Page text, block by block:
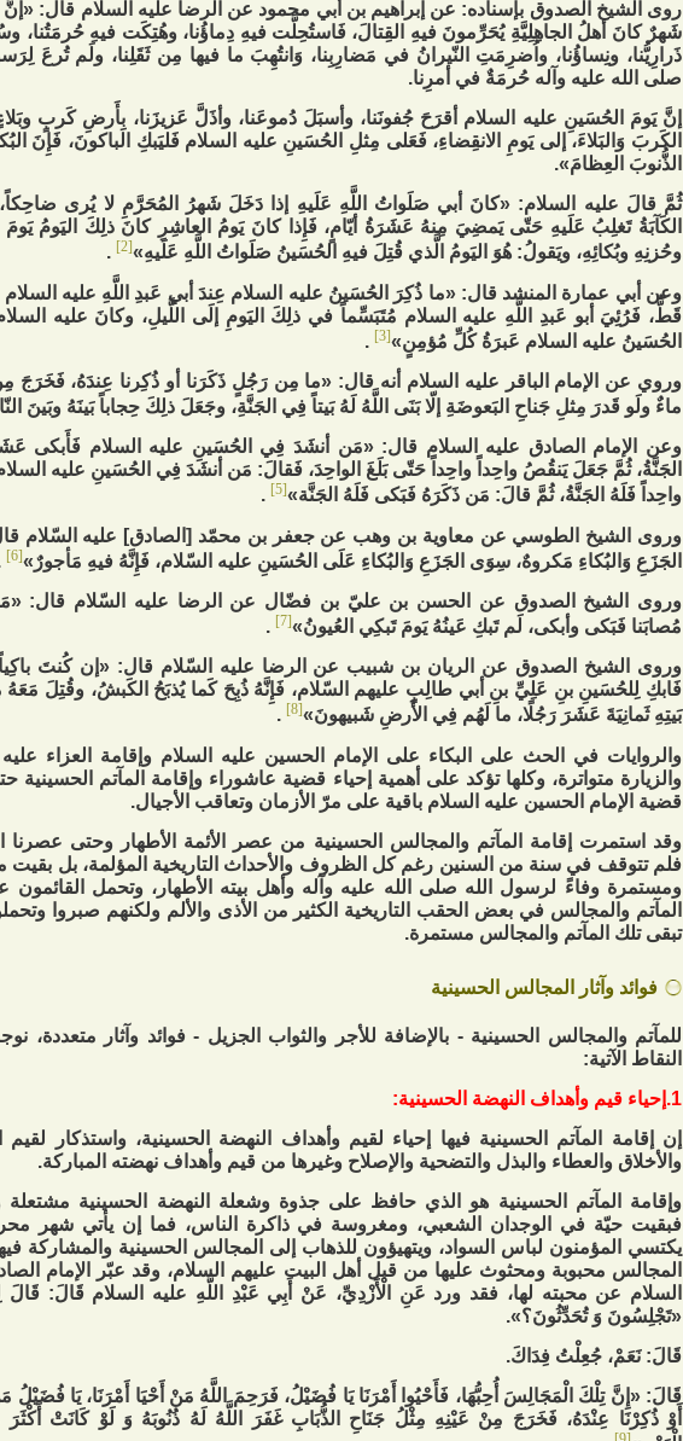
روى الشيخ الصدوق بإسناده: عن إبراهيم بن أبي محمود عن الرضا عليه السلام قال: «إنَّ
شَهرٌ كانَ أهلُ الجاهِلِيَّةِ يُحَرِّمونَ فيهِ القِتالَ، فَاستُحِلَّت فيهِ دِماؤُنا، وهُتِكَت فيهِ حُرمَتُنا،
ذَرارِيُّنا، ونِساؤُنا، واُضرِمَتِ النّيرانُ في مَضارِبِنا، وَانتُهِبَ ما فيها مِن ثَقَلِنا، ولَم تُرعَ
صلى الله عليه وآله حُرمَةٌ في أمرِنا.
إنَّ يَومَ الحُسَينِ عليه السلام أقرَحَ جُفونَنا، وأسبَلَ دُموعَنا، وأذَلَّ عَزيزَنا، بِأَرضِ كَربٍ وبَلاءٍ
الكَربَ وَالبَلاءَ، إلى‏ يَومِ الانقِضاءِ، فَعَلى‏ مِثلِ الحُسَينِ عليه السلام فَليَبكِ الباكونَ، فَإِنَ‏
الذُّنوبَ العِظامَ».
ثُمَّ قالَ عليه السلام: «كانَ أبي صَلَواتُ اللَّهِ عَلَيهِ إذا دَخَلَ شَهرُ المُحَرَّمِ لا يُرى‏
الكَآبَةُ تَغلِبُ عَلَيهِ حَتّى‏ يَمضِيَ مِنهُ عَشَرَةُ أيّامٍ، فَإِذا كانَ يَومُ العاشِرِ كانَ ذلِكَ اليَومُ يَومَ
وحُزنِهِ وبُكائِهِ، ويَقولُ: هُوَ اليَومُ الَّذي قُتِلَ فيهِ الحُسَينُ صَلَواتُ اللَّهِ عَلَيهِ»[2]
.
وعن أبي عمارة المنشد قال: «ما ذُكِرَ الحُسَينُ عليه السلام عِندَ أبي عَبدِ اللَّهِ عليه
قَطُّ، فَرُئِيَ أبو عَبدِ اللَّهِ عليه السلام مُتَبَسِّماً في ذلِكَ اليَومِ إلَى اللَّيلِ، وكانَ عليه
الحُسَينُ عليه السلام عَبرَةُ كُلِّ مُؤمِنٍ»[3]
.
وروي عن الإمام الباقر عليه السلام أنه قال: «ما مِن رَجُلٍ ذَكَرَنا أو ذُكِرنا عِندَهُ، فَخَرَجَ
ماءٌ ولَو قَدرَ مِثلِ جَناحِ البَعوضَةِ إلّا بَنَى اللَّهُ لَهُ بَيتاً فِي الجَنَّةِ، وجَعَلَ ذلِكَ حِجاباً بَينَهُ وبَينَ
وعن الإمام الصادق عليه السلام قال: «مَن أنشَدَ فِي الحُسَينِ عليه السلام فَأَبكى‏
الجَنَّةُ، ثُمَّ جَعَلَ يَنقُصُ واحِداً واحِداً حَتّى‏ بَلَغَ الواحِدَ، فَقالَ: مَن أنشَدَ فِي الحُسَينِ عليه
واحِداً فَلَهُ الجَنَّةُ، ثُمَّ قالَ: مَن ذَكَرَهُ فَبَكى‏ فَلَهُ الجَنَّة»[5]
.
وروى الشيخ الطوسي عن معاوية بن وهب عن جعفر بن محمّد [الصادق‏] عليه السّلام‏
الجَزَعِ وَالبُكاءِ مَكروهٌ، سِوَى الجَزَعِ وَالبُكاءِ عَلَى الحُسَينِ عليه السّلام، فَإِنَّهُ فيهِ مَأجورٌ»[6]
وروى الشيخ الصدوق عن الحسن بن عليّ بن فضّال عن الرضا عليه السّلام قال:
مُصابَنا فَبَكى‏ وأبكى‏، لَم تَبكِ عَينُهُ يَومَ تَبكِي العُيونُ»[7]
.
وروى الشيخ الصدوق عن الريان بن شبيب عن الرضا عليه السّلام قال: «إن كُنتَ
فَابكِ لِلحُسَينِ بنِ عَلِيِّ بنِ أبي طالِبٍ عليهم السّلام، فَإِنَّهُ ذُبِحَ كَما يُذبَحُ الكَبشُ، وقُتِلَ
بَيتِهِ ثَمانِيَةَ عَشَرَ رَجُلًا، ما لَهُم فِي الأَرضِ شَبيهونَ»[8]
.
والروايات في الحث على البكاء على الإمام الحسين عليه السلام وإقامة العزاء عليه
والزيارة متواترة، وكلها تؤكد على أهمية إحياء قضية عاشوراء وإقامة المآتم الحسينية
قضية الإمام الحسين عليه السلام باقية على مرّ الأزمان وتعاقب الأجيال.
وقد استمرت إقامة المآتم والمجالس الحسينية من عصر الأئمة الأطهار وحتى عصرنا
فلم تتوقف في سنة من السنين رغم كل الظروف والأحداث التاريخية المؤلمة، بل بقيت
ومستمرة وفاءً لرسول الله صلى الله عليه وآله وأهل بيته الأطهار، وتحمل القائمون
المآتم والمجالس في بعض الحقب التاريخية الكثير من الأذى والألم ولكنهم صبروا
تبقى تلك المآتم والمجالس مستمرة.
فوائد وآثار المجالس الحسينية
للمآتم والمجالس الحسينية - بالإضافة للأجر والثواب الجزيل - فوائد وآثار متعددة،
النقاط الآتية:
1.إحياء قيم وأهداف النهضة الحسينية:
إن إقامة المآتم الحسينية فيها إحياء لقيم وأهداف النهضة الحسينية، واستذكار لقيم
والأخلاق والعطاء والبذل والتضحية والإصلاح وغيرها من قيم وأهداف نهضته المباركة.
وإقامة المآتم الحسينية هو الذي حافظ على جذوة وشعلة النهضة الحسينية مشتعلة
فبقيت حيّة في الوجدان الشعبي، ومغروسة في ذاكرة الناس، فما إن يأتي شهر
يكتسي المؤمنون لباس السواد، ويتهيؤون للذهاب إلى المجالس الحسينية والمشاركة
المجالس محبوبة ومحثوث عليها من قبل أهل البيت عليهم السلام، وقد عبّر الإمام
السلام عن محبته لها، فقد ورد عَنِ الْأَزْدِيِّ، عَنْ أَبِي عَبْدِ اللَّهِ عليه السلام قَالَ:
«تَجْلِسُونَ وَ تُحَدِّثُونَ؟».
قَالَ: نَعَمْ، جُعِلْتُ فِدَاكَ.
قَالَ: «إِنَّ تِلْكَ الْمَجَالِسَ أُحِبُّهَا، فَأَحْيُوا أَمْرَنَا يَا فُضَيْلُ، فَرَحِمَ اللَّهُ مَنْ أَحْيَا أَمْرَنَا، يَا فُضَيْلُ
أَوْ ذُكِرْنَا عِنْدَهُ، فَخَرَجَ مِنْ عَيْنِهِ مِثْلُ جَنَاحِ الذُّبَابِ غَفَرَ اللَّهُ لَهُ ذُنُوبَهُ وَ لَوْ كَانَتْ